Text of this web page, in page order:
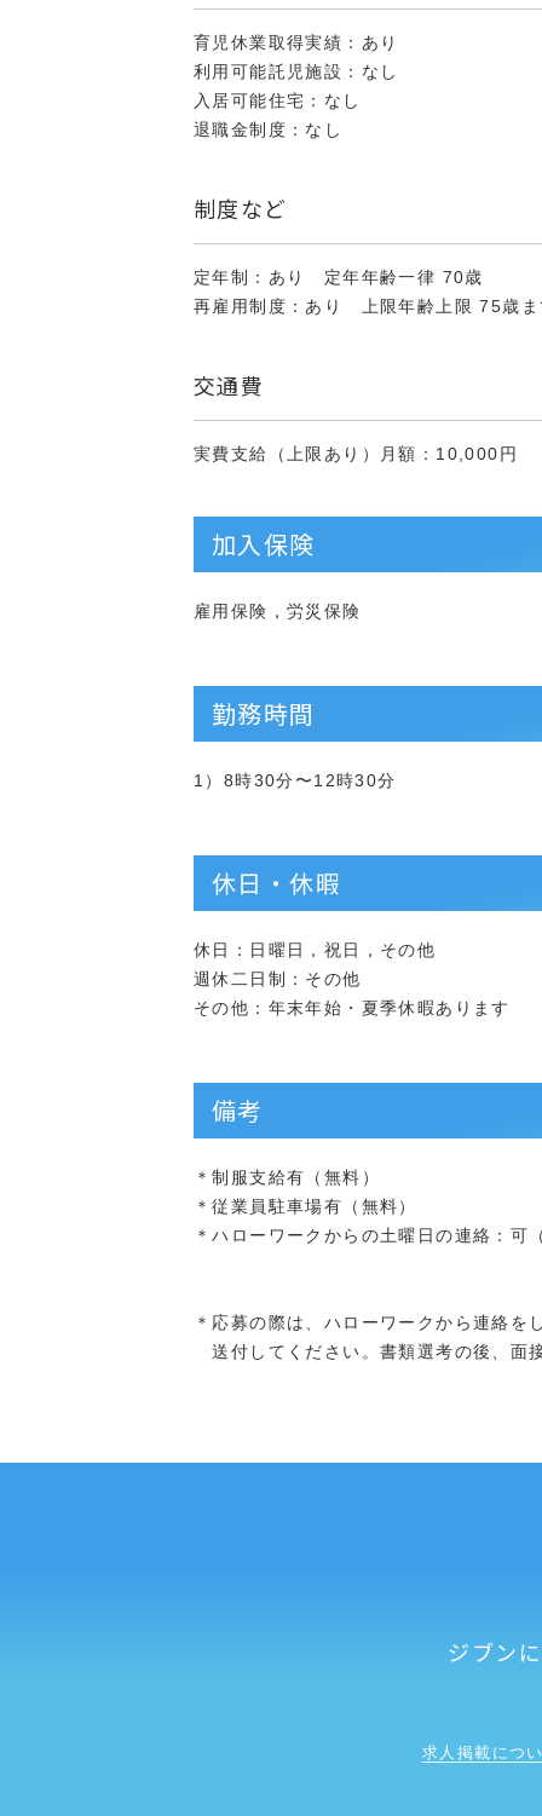
育児休業取得実績：あり
利用可能託児施設：なし
入居可能住宅：なし
退職金制度：なし
制度など
定年制：あり 定年年齢一律 70歳
再雇用制度：あり 上限年齢上限 75歳ま
交通費
実費支給（上限あり）月額：10,000円
加入保険
雇用保険，労災保険
勤務時間
1）8時30分〜12時30分
休日・休暇
休日：日曜日，祝日，その他
週休二日制：その他
その他：年末年始・夏季休暇あります
備考
＊制服支給有（無料）
＊従業員駐車場有（無料）
＊ハローワークからの土曜日の連絡：可
＊応募の際は、ハローワークから連絡を
送付してください。書類選考の後、面
ジブン
求人掲載につ